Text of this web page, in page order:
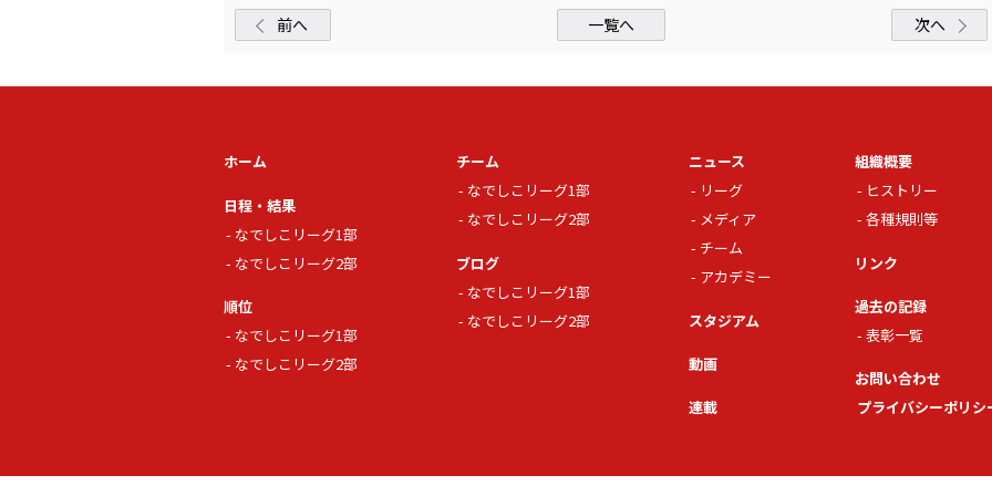
前へ 一覧へ 次へ
ホーム
日程・結果
なでしこリーグ1部
なでしこリーグ2部
順位
なでしこリーグ1部
なでしこリーグ2部
チーム
なでしこリーグ1部
なでしこリーグ2部
ブログ
なでしこリーグ1部
なでしこリーグ2部
ニュース
リーグ
メディア
チーム
アカデミー
スタジアム
動画
連載
組織概要
ヒストリー
各種規則等
リンク
過去の記録
表彰一覧
お問い合わせ
プライバシーポリシ